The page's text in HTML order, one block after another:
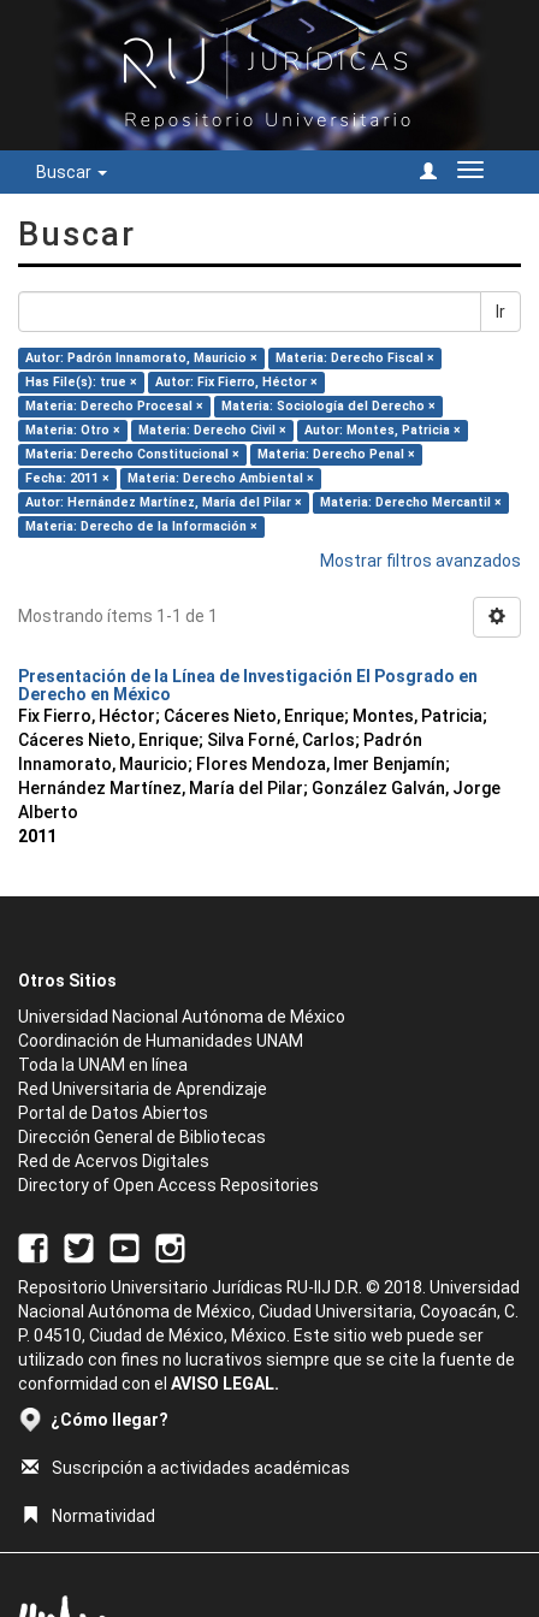
Buscar
Cambiar
Buscar
Ir
Autor: Padrón Innamorato, Mauricio ×
Materia: Derecho Fiscal ×
Has File(s): true ×
Autor: Fix Fierro, Héctor ×
Materia: Derecho Procesal ×
Materia: Sociología del Derecho ×
Materia: Otro ×
Materia: Derecho Civil ×
Autor: Montes, Patricia ×
Materia: Derecho Constitucional ×
Materia: Derecho Penal ×
Fecha: 2011 ×
Materia: Derecho Ambiental ×
Autor: Hernández Martínez, María del Pilar ×
Materia: Derecho Mercantil ×
Materia: Derecho de la Información ×
Mostrar filtros avanzados
Mostrando ítems 1-1 de 1
Presentación de la Línea de Investigación El Posgrado en
Derecho en México
Fix Fierro, Héctor; Cáceres Nieto, Enrique; Montes, Patricia;
Cáceres Nieto, Enrique; Silva Forné, Carlos; Padrón
Innamorato, Mauricio; Flores Mendoza, Imer Benjamín;
Hernández Martínez, María del Pilar; González Galván, Jorge
Alberto
2011
Otros Sitios
Universidad Nacional Autónoma de México
Coordinación de Humanidades UNAM
Toda la UNAM en línea
Red Universitaria de Aprendizaje
Portal de Datos Abiertos
Dirección General de Bibliotecas
Red de Acervos Digitales
Directory of Open Access Repositories
Repositorio Universitario Jurídicas RU-IIJ D.R. © 2018. Universidad
Nacional Autónoma de México, Ciudad Universitaria, Coyoacán, C.
P. 04510, Ciudad de México, México. Este sitio web puede ser
utilizado con fines no lucrativos siempre que se cite la fuente de
conformidad con el AVISO LEGAL.
¿Cómo llegar?
Suscripción a actividades académicas
Normatividad